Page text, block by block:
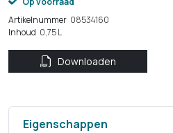
Artikelnummer 08534160
Inhoud 0,75 L
Downloaden
Eigenschappen